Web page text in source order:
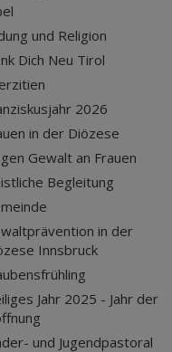
und Religion
Dich Neu Tirol
2026
in der Diözese
Gewalt an Frauen
Begleitung
in der
Innsbruck
Jahr 2025 - Jahr der
und Jugendpastoral